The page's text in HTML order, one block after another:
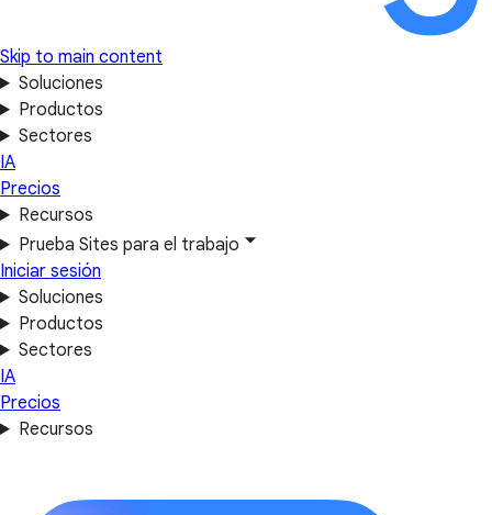
Skip to main content
Soluciones
Productos
Sectores
IA
Precios
Recursos
Prueba Sites para el trabajo
Iniciar sesión
Soluciones
Productos
Sectores
IA
Precios
Recursos